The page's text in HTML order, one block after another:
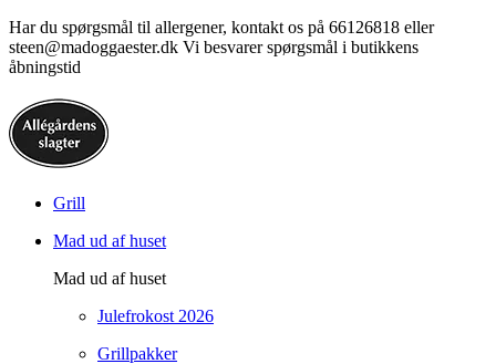
Har du spørgsmål til allergener, kontakt os på 66126818 eller
steen@madoggaester.dk Vi besvarer spørgsmål i butikkens
åbningstid
Grill
Mad ud af huset
Mad ud af huset
Julefrokost 2026
Grillpakker